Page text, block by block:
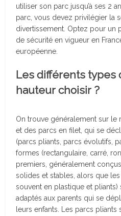
utiliser son parc jusqu’à ses 2
parc, vous devez privilégier la
divertissement. Optez pour un
de sécurité en vigueur en
européenne.
Les différents types
hauteur choisir ?
On trouve généralement sur le
et des parcs en filet, qui se
(parcs pliants, parcs évolutifs,
formes (rectangulaire, carré,
premiers, généralement
solides et stables, alors que
souvent en plastique et
adaptés aux parents qui se
leurs enfants. Les parcs